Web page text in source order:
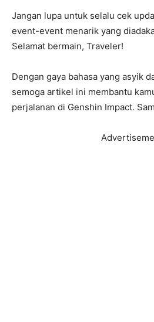
Jangan lupa untuk selalu cek
event-event menarik yang
Selamat bermain, Traveler!
Dengan gaya bahasa yang asyik
semoga artikel ini membantu
perjalanan di Genshin Impact.